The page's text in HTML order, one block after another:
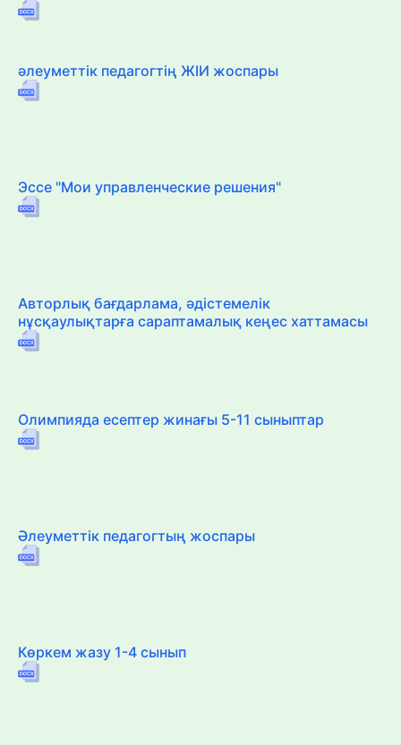
әлеуметтік педагогтің ЖІИ жоспары
Эссе "Мои управленческие решения"
Авторлық бағдарлама, әдістемелік
нұсқаулықтарға сараптамалық кеңес хаттамасы
Олимпияда есептер жинағы 5-11 сыныптар
Әлеуметтік педагогтың жоспары
Көркем жазу 1-4 сынып